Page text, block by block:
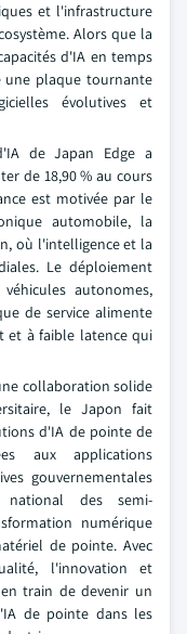
et l'infrastructure
Alors que la
d'IA en temps
une plaque tournante
évolutives et
de Japan Edge a
de 18,90 % au cours
est motivée par le
automobile, la
où l'intelligence et la
Le déploiement
autonomes,
de service alimente
et à faible latence qui
collaboration solide
le Japon fait
d'IA de pointe de
aux applications
gouvernementales
national des semi-
numérique
de pointe. Avec
l'innovation et
train de devenir un
de pointe dans les